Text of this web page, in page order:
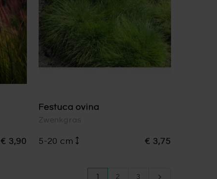
€ 3,90
Festuca ovina
Zwenkgras
5-20 cm € 3,75
Pagina
U lees momenteel pagina
Pagina
2 Pagina
3 Pagina